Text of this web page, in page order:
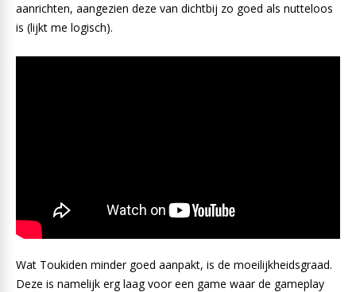
aanrichten, aangezien deze van dichtbij zo goed als nutteloos
is (lijkt me logisch).
Wat Toukiden minder goed aanpakt, is de moeilijkheidsgraad.
Deze is namelijk erg laag voor een game waar de gameplay